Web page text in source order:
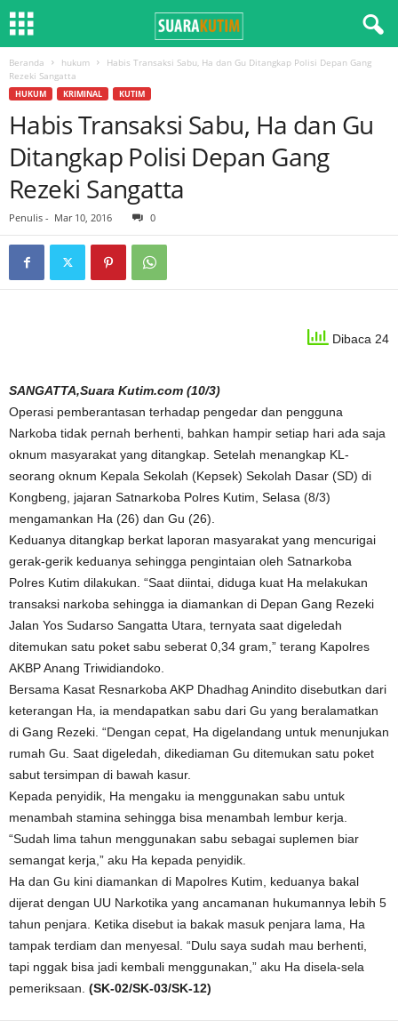
Beranda hukum
Habis Transaksi Sabu, Ha dan Gu Ditangkap Polisi Depan Gang
Rezeki Sangatta
HUKUM KRIMINAL KUTIM
Habis Transaksi Sabu, Ha dan Gu
Ditangkap Polisi Depan Gang
Rezeki Sangatta
Penulis - Mar 10, 2016 0
Dibaca 24
SANGATTA,Suara Kutim.com (10/3)
Operasi pemberantasan terhadap pengedar dan pengguna
Narkoba tidak pernah berhenti, bahkan hampir setiap hari ada saja
oknum masyarakat yang ditangkap. Setelah menangkap KL-
seorang oknum Kepala Sekolah (Kepsek) Sekolah Dasar (SD) di
Kongbeng, jajaran Satnarkoba Polres Kutim, Selasa (8/3)
mengamankan Ha (26) dan Gu (26).
Keduanya ditangkap berkat laporan masyarakat yang mencurigai
gerak-gerik keduanya sehingga pengintaian oleh Satnarkoba
Polres Kutim dilakukan. “Saat diintai, diduga kuat Ha melakukan
transaksi narkoba sehingga ia diamankan di Depan Gang Rezeki
Jalan Yos Sudarso Sangatta Utara, ternyata saat digeledah
ditemukan satu poket sabu seberat 0,34 gram,” terang Kapolres
AKBP Anang Triwidiandoko.
Bersama Kasat Resnarkoba AKP Dhadhag Anindito disebutkan dari
keterangan Ha, ia mendapatkan sabu dari Gu yang beralamatkan
di Gang Rezeki. “Dengan cepat, Ha digelandang untuk menunjukan
rumah Gu. Saat digeledah, dikediaman Gu ditemukan satu poket
sabut tersimpan di bawah kasur.
Kepada penyidik, Ha mengaku ia menggunakan sabu untuk
menambah stamina sehingga bisa menambah lembur kerja.
“Sudah lima tahun menggunakan sabu sebagai suplemen biar
semangat kerja,” aku Ha kepada penyidik.
Ha dan Gu kini diamankan di Mapolres Kutim, keduanya bakal
dijerat dengan UU Narkotika yang ancamanan hukumannya lebih 5
tahun penjara. Ketika disebut ia bakak masuk penjara lama, Ha
tampak terdiam dan menyesal. “Dulu saya sudah mau berhenti,
tapi nggak bisa jadi kembali menggunakan,” aku Ha disela-sela
pemeriksaan. (SK-02/SK-03/SK-12)